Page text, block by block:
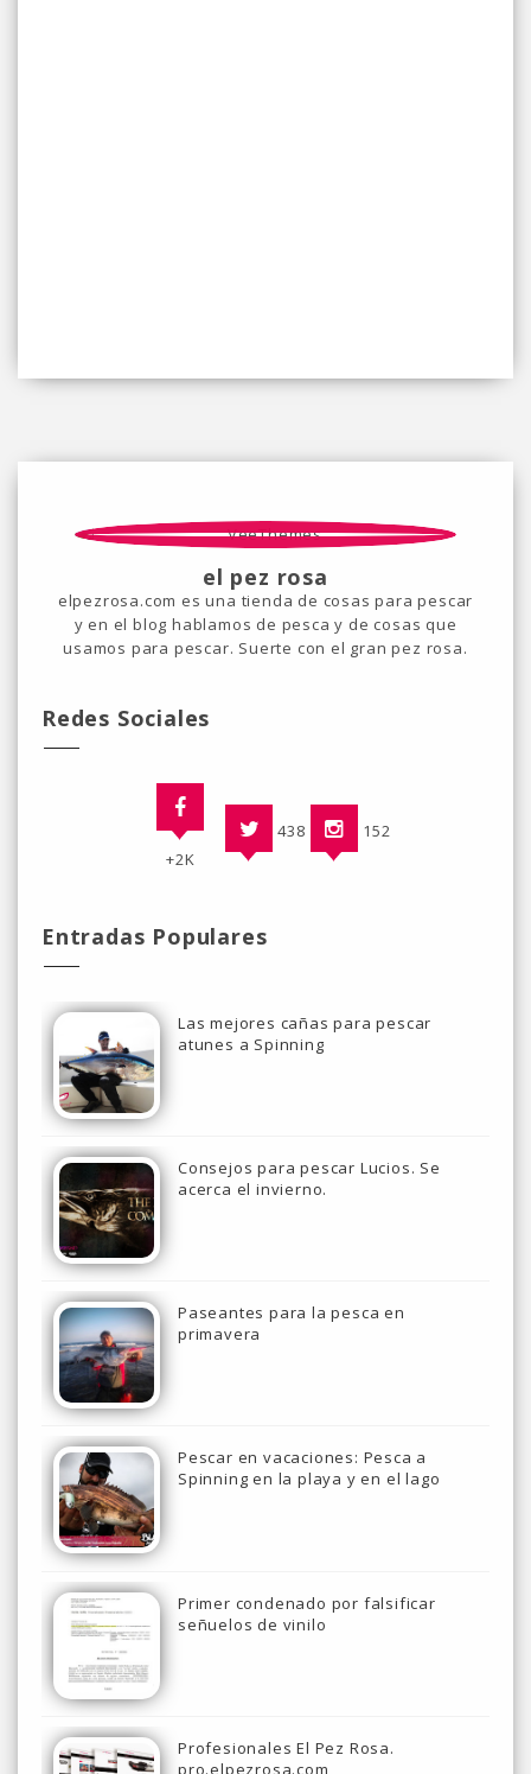
el pez rosa
elpezrosa.com es una tienda de cosas para pescar
y en el blog hablamos de pesca y de cosas que
usamos para pescar. Suerte con el gran pez rosa.
Redes Sociales
+2K
438 152
Entradas Populares
Las mejores cañas para pescar
atunes a Spinning
Consejos para pescar Lucios. Se
acerca el invierno.
Paseantes para la pesca en
primavera
Pescar en vacaciones: Pesca a
Spinning en la playa y en el lago
Primer condenado por falsificar
señuelos de vinilo
Profesionales El Pez Rosa.
pro.elpezrosa.com